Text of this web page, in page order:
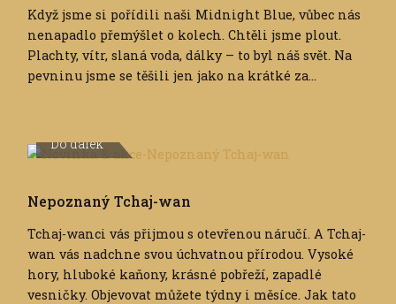
Když jsme si pořídili naši Midnight Blue, vůbec nás
nenapadlo přemýšlet o kolech. Chtěli jsme plout.
Plachty, vítr, slaná voda, dálky – to byl náš svět. Na
pevninu jsme se těšili jen jako na krátké za...
Do dálek
Nepoznaný Tchaj-wan
Tchaj-wanci vás přijmou s otevřenou náručí. A Tchaj-
wan vás nadchne svou úchvatnou přírodou. Vysoké
hory, hluboké kaňony, krásné pobřeží, zapadlé
vesničky. Objevovat můžete týdny i měsíce. Jak tato